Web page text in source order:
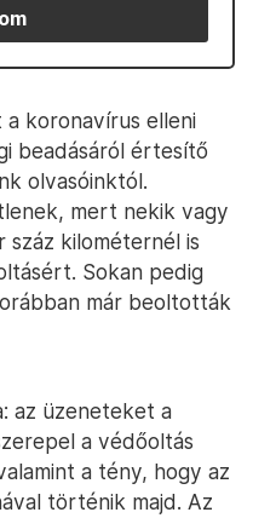
koronavírus elleni
beadásáról értesítő
olvasóinktól.
mert nekik vagy
kilométernél is
Sokan pedig
már beoltották
az üzeneteket a
a védőoltás
a tény, hogy az
történik majd. Az